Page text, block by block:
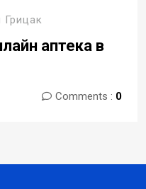
Грицак
аптека в
Comments : 0